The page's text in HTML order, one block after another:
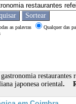
as palavras Qualquer das
gastronomia restaurantes
japonesa oriental.